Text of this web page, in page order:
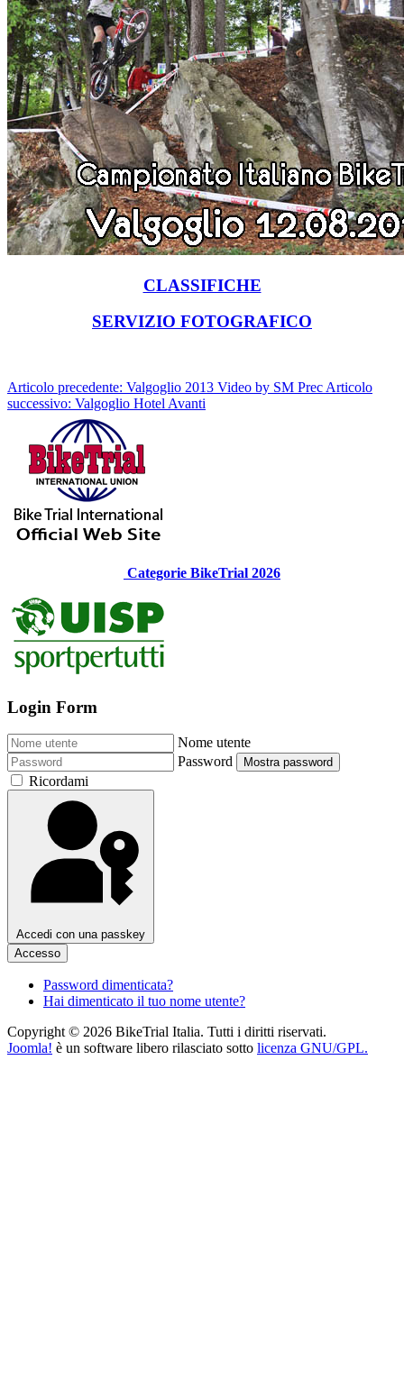
CLASSIFICHE
SERVIZIO FOTOGRAFICO
Articolo precedente: Valgoglio 2013 Video by SM Prec Articolo
successivo: Valgoglio Hotel Avanti
Categorie BikeTrial 2026
Login Form
Nome utente
Password
Mostra password
Ricordami
Accedi con una passkey
Accesso
Password dimenticata?
Hai dimenticato il tuo nome utente?
Copyright © 2026 BikeTrial Italia. Tutti i diritti riservati.
Joomla! è un software libero rilasciato sotto licenza GNU/GPL.